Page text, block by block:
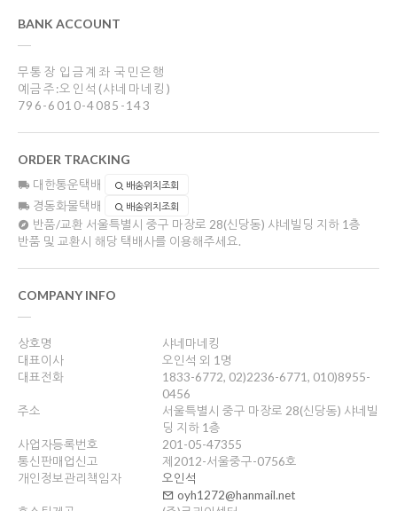
BANK ACCOUNT
무통장 입금계좌 국민은행
예금주:오인석(샤네마네킹)
796-6010-4085-143
ORDER TRACKING
대한통운택배 배송위치조회
경동화물택배 배송위치조회
반품/교환 서울특별시 중구 마장로 28(신당동) 샤네빌딩 지하 1층
반품 및 교환시 해당 택배사를 이용해주세요.
COMPANY INFO
상호명
샤네마네킹
대표이사
오인석 외 1명
대표전화
1833-6772, 02)2236-6771, 010)8955-
0456
주소
서울특별시 중구 마장로 28(신당동) 샤네빌
딩 지하 1층
사업자등록번호
201-05-47355
통신판매업신고
제2012-서울중구-0756호
개인정보관리책임자
오인석
oyh1272@hanmail.net